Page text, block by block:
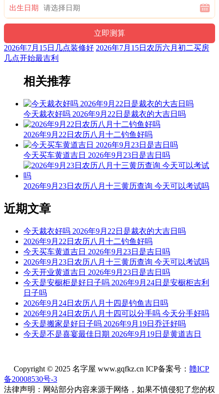
忌：祭祀 祈福 斋醮 开光 赴任 出行
3时-5时 戊寅时： 沖猴 煞北 时沖戊申 不遇 长生 驿马 左辅
宜：求嗣 嫁娶 移徙 入宅 开业 交易 修造 安葬 见贵 求财
忌：赴任 出行
5时-7时 己卯时： 沖鸡 煞西 时沖己酉 日刑 天官 玉堂 少微
开仓
忌：赴任 出行
7时-9时 庚辰时： 沖狗 煞南 时沖庚戍 天兵 三合 喜神 武曲
宜：祈福 求嗣 订婚 嫁娶 出行 求财 开业 交易 安床 祭祀
忌：上樑 盖屋 入殓
宜：入宅 赴任 出行 求财 见贵 订婚 嫁娶
忌：开光 修造 安葬
11时-13时 壬午时： 沖鼠 煞北 时沖壬子 日破
忌：日时相沖 诸事不宜
13时-15时 癸未时： 沖牛 煞西 时沖癸丑 勾陈 日害 罗纹
宜：祈福 求嗣 求财 嫁娶 安葬
宜：祈福 求嗣 订婚 嫁娶 出行 求财 开业 交易 安床 祭祀
出生日期
2026年7月15日几点装修好 2026年7月15日农历六月初二买房
几点开始最吉利
相关推荐
今天裁衣好吗 2026年9月22日是裁衣的大吉日吗
2026年9月22日农历八月十二钓鱼好吗
今天买车黄道吉日 2026年9月23日是吉日吗
2026年9月23日农历八月十三黄历查询 今天可以考试吗
近期文章
今天裁衣好吗 2026年9月22日是裁衣的大吉日吗
2026年9月22日农历八月十二钓鱼好吗
今天买车黄道吉日 2026年9月23日是吉日吗
2026年9月23日农历八月十三黄历查询 今天可以考试吗
今天开业黄道吉日 2026年9月23日是吉日吗
今天是安橱柜是好日子吗 2026年9月24日是安橱柜吉利
日子吗
2026年9月24日农历八月十四是钓鱼吉日吗
2026年9月24日农历八月十四可以分手吗 今天分手好吗
今天是搬家是好日子吗 2026年9月19日乔迁好吗
今天是不是喜宴最佳日期 2026年9月19日是黄道吉日
Copyright © 2025 名字屋 www.gqfkz.cn ICP备案号： 赣ICP
备20008530号-3
法律声明：网站部分内容来源于网络，如果不慎侵犯了您的权